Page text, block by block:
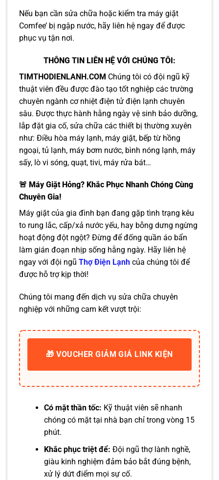
Nếu bạn cần sửa chữa hoặc kiểm tra máy giặt
Comfee’ bị ngập nước, hãy liên hệ ngay để được
phục vụ tận nơi.
THÔNG TIN LIÊN HỆ VỚI CHÚNG TÔI:
TIMTHODIENLANH.COM Chúng tôi có đội ngũ kỹ
thuật viên đều được đào tạo tốt nghiệp các trường
chuyên ngành cơ nhiệt điện tử điện lạnh chuyên
sâu. Được thực hành hằng ngày vệ sinh bảo dưỡng,
lắp đặt gia cố, sửa chữa các thiết bị thường xuyên
như: Điều hòa máy lạnh, máy giặt, bếp từ hồng
ngoại, tủ lạnh, máy bơm nước, bình nóng lạnh, máy
sấy, lò vi sóng, quạt, tivi, máy rửa bát…
🚨 Máy Giặt Hỏng? Khắc Phục Nhanh Chóng Cùng
Chuyên Gia!
Máy giặt của gia đình bạn đang gặp tình trạng kêu
to rung lắc, cấp/xả nước yếu, hay bỗng dưng ngừng
hoạt động đột ngột? Đừng để đống quần áo bẩn
làm gián đoạn nhịp sống hằng ngày. Hãy liên hệ
ngay với đội ngũ Thợ Điện Lạnh của chúng tôi để
được hỗ trợ kịp thời!
Chúng tôi mang đến dịch vụ sửa chữa chuyên
nghiệp với những cam kết vượt trội:
🎁 VOUCHER GIẢM GIÁ LINK KIỆN
Có mặt thần tốc: Kỹ thuật viên sẽ nhanh
chóng có mặt tại nhà bạn chỉ trong vòng 15
phút.
Khắc phục triệt để: Đội ngũ thợ lành nghề,
giàu kinh nghiệm đảm bảo bắt đúng bệnh,
xử lý dứt điểm mọi sự cố.